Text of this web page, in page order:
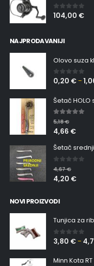
0out of 5
104,00 €
NAJPRODAVANIJI
Olovo suza
0 out of 5
0,20 € –
5.00out of
5,18€
4,66 €
0 out of 5
4,67€
4,20 €
NOVI PROIZVODI
Tunjica za
0 out of 5
3,80 € –
Minn Kota RT